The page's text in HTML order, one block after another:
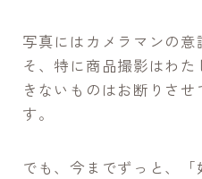
写真にはカメラマンの
そ、特に商品撮影はわ
きないものはお断りさ
す。
でも、今までずっと、